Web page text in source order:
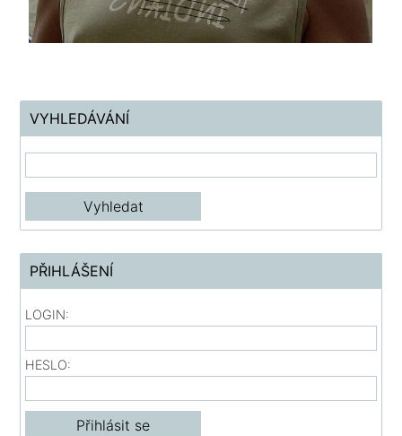
VYHLEDÁVÁNÍ
PŘIHLÁŠENÍ
LOGIN:
HESLO: